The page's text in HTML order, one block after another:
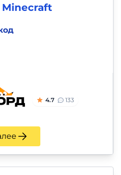
Minecraft
4.7 133